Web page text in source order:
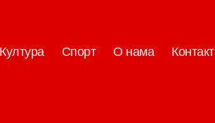
Култура Спорт О нама Контакт